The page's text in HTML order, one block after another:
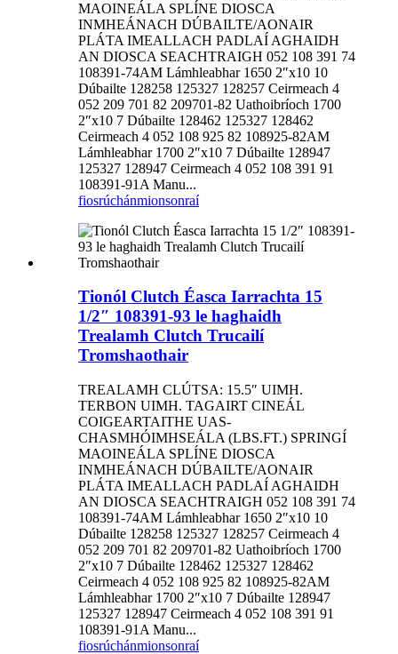
MAOINEÁLA SPLÍNE DIOSCA
INMHEÁNACH DÚBAILTE/AONAIR
PLÁTA IMEALLACH PADLAÍ AGHAIDH
AN DIOSCA SEACHTRAIGH 052 108 391 74
108391-74AM Lámhleabhar 1650 2″x10 10
Dúbailte 128258 125327 128257 Ceirmeach 4
052 209 701 82 209701-82 Uathoibríoch 1700
2″x10 7 Dúbailte 128462 125327 128462
Ceirmeach 4 052 108 925 82 108925-82AM
Lámhleabhar 1700 2″x10 7 Dúbailte 128947
125327 128947 Ceirmeach 4 052 108 391 91
108391-91A Manu...
fiosrúchánmionsonraí
Tionól Clutch Éasca Iarrachta 15
1/2″ 108391-93 le haghaidh
Trealamh Clutch Trucailí
Tromshaothair
TREALAMH CLÚTSA: 15.5″ UIMH.
TERBON UIMH. TAGAIRT CINEÁL
COIGEARTAITHE UAS-
CHASMHÓIMHSEÁLA (LBS.FT.) SPRINGÍ
MAOINEÁLA SPLÍNE DIOSCA
INMHEÁNACH DÚBAILTE/AONAIR
PLÁTA IMEALLACH PADLAÍ AGHAIDH
AN DIOSCA SEACHTRAIGH 052 108 391 74
108391-74AM Lámhleabhar 1650 2″x10 10
Dúbailte 128258 125327 128257 Ceirmeach 4
052 209 701 82 209701-82 Uathoibríoch 1700
2″x10 7 Dúbailte 128462 125327 128462
Ceirmeach 4 052 108 925 82 108925-82AM
Lámhleabhar 1700 2″x10 7 Dúbailte 128947
125327 128947 Ceirmeach 4 052 108 391 91
108391-91A Manu...
fiosrúchánmionsonraí